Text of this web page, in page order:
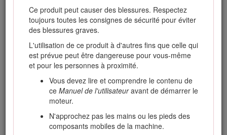
Ce produit peut causer des blessures. Respectez
toujours toutes les consignes de sécurité pour éviter
des blessures graves.
L'utilisation de ce produit à d'autres fins que celle qui
est prévue peut être dangereuse pour vous-même
et pour les personnes à proximité.
Vous devez lire et comprendre le contenu de
ce Manuel de l'utilisateuravant de démarrer le
moteur.
N'approchez pas les mains ou les pieds des
composants mobiles de la machine.
principalement conçu pour aplanir les greens, les cours de
tennis et autres surfaces gazonnées délicates dans les
parcs, les terrains de golf, les terrains de sports et les
espaces verts commerciaux.
Lisez attentivement cette notice pour apprendre à utiliser et
entretenir correctement votre produit, et éviter de
l'endommager ou de vous blesser. Vous êtes responsable de
l'utilisation sûre et correcte du produit.
Pour plus d’informations, y compris des conseils de sécurité,
des documents de formation, des renseignements
concernant un accessoire, pour obtenir l'adresse d'un